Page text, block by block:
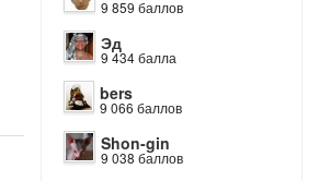
9 859 баллов
Эд
9 434 балла
bers
9 066 баллов
Shon-gin
9 038 баллов